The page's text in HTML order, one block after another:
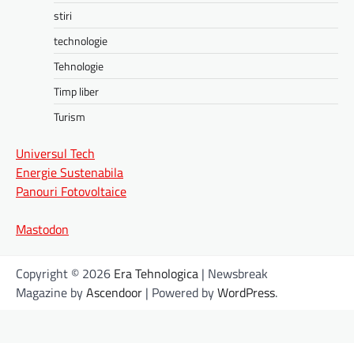
stiri
technologie
Tehnologie
Timp liber
Turism
Universul Tech
Energie Sustenabila
Panouri Fotovoltaice
Mastodon
Copyright © 2026 Era Tehnologica | Newsbreak
Magazine byAscendoor | Powered byWordPress.